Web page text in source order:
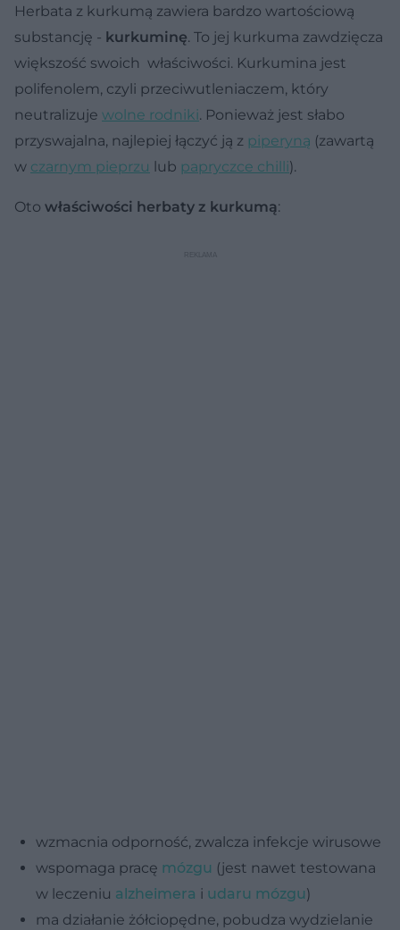
Herbata z kurkumą zawiera bardzo wartościową
substancję - kurkuminę. To jej kurkuma zawdzięcza
większość swoich właściwości. Kurkumina jest
polifenolem, czyli przeciwutleniaczem, który
neutralizuje wolne rodniki. Ponieważ jest słabo
przyswajalna, najlepiej łączyć ją z piperyną (zawartą
w czarnym pieprzu lub papryczce chilli).
Oto właściwości herbaty z kurkumą:
wzmacnia odporność, zwalcza infekcje wirusowe
wspomaga pracę mózgu (jest nawet testowana
w leczeniu alzheimera i udaru mózgu)
ma działanie żółciopędne, pobudza wydzielanie